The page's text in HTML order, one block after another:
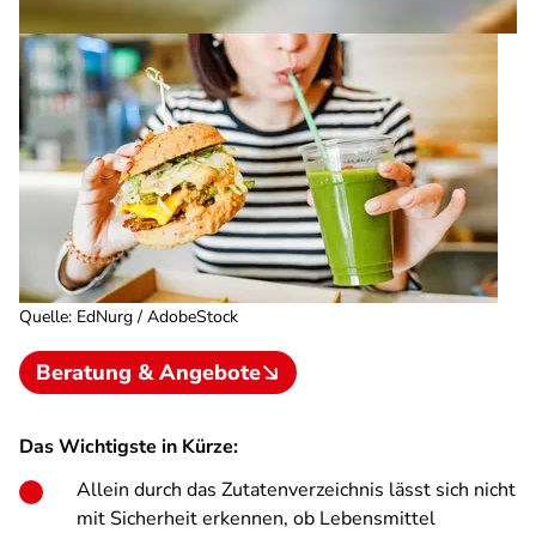
Quelle: EdNurg / AdobeStock
Beratung & Angebote
Das Wichtigste in Kürze:
Allein durch das Zutatenverzeichnis lässt sich nicht
mit Sicherheit erkennen, ob Lebensmittel